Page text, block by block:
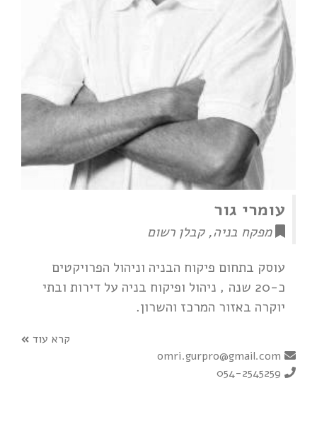
עומרי גור
מפקח בניה, קבלן רשום
עוסק בתחום פיקוח הבניה וניהול הפרויקטים
כ-20 שנה , ניהול ופיקוח בניה על דירות ובתי
יוקרה באזור המרכז והשרון.
קרא עוד